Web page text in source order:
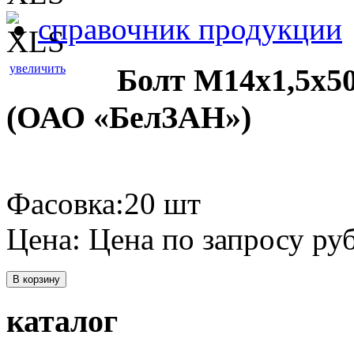
справочник продукции
увеличить
Болт
(ОАО «БелЗАН»)
Фасовка:20 шт
Цена: Цена по запросу
В корзину
каталог